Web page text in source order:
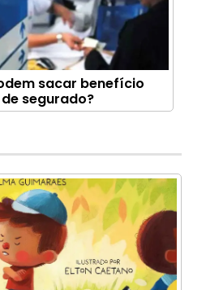
sacar benefício
segurado?